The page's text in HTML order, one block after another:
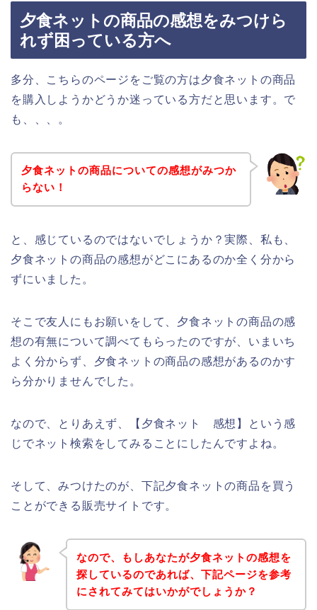
夕食ネットの商品の感想をみつけら
れず困っている方へ
多分、こちらのページをご覧の方は夕食ネットの商品
を購入しようかどうか迷っている方だと思います。で
も、、、。
夕食ネットの商品についての感想がみつか
らない！
と、感じているのではないでしょうか？実際、私も、
夕食ネットの商品の感想がどこにあるのか全く分から
ずにいました。
そこで友人にもお願いをして、夕食ネットの商品の感
想の有無について調べてもらったのですが、いまいち
よく分からず、夕食ネットの商品の感想があるのかす
ら分かりませんでした。
なので、とりあえず、【夕食ネット 感想】という感
じでネット検索をしてみることにしたんですよね。
そして、みつけたのが、下記夕食ネットの商品を買う
ことができる販売サイトです。
なので、もしあなたが夕食ネットの感想を
探しているのであれば、下記ページを参考
にされてみてはいかがでしょうか？